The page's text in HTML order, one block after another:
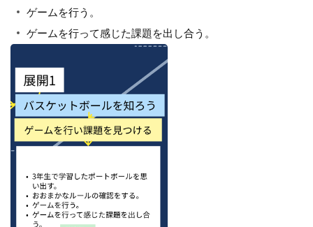
ゲームを行う。
ゲームを行って感じた課題を出し合う。